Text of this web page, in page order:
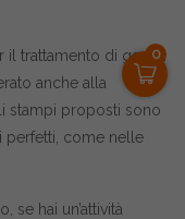
0
il trattamento di generi
anche alla
stampi proposti sono
perfetti, come nelle
se hai un’attività